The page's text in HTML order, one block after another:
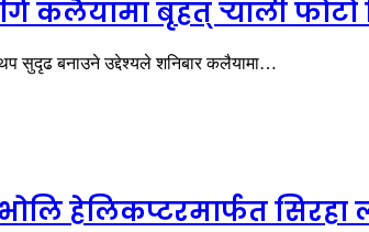
कलैयामा बृहत् र्‍याली
थप सुदृढ बनाउने उद्देश्यले शनिबार कलैयामा…
हेलिकप्टरमार्फत सिरहा